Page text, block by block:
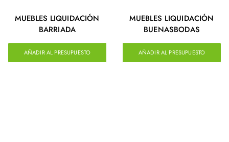
MUEBLES LIQUIDACIÓN
BARRIADA
AÑADIR AL PRESUPUESTO
MUEBLES LIQUIDACIÓN
BUENASBODAS
AÑADIR AL PRESUPUESTO